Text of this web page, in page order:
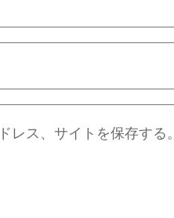
ス、サイトを保存する。